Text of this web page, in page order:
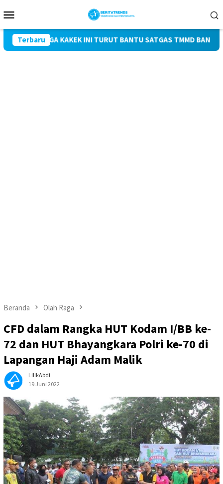
ke
Mobile
Terbaru
TIGA KAKEK INI TURUT BANTU SATGAS TMMD BANGUN JALAN
Beranda Olah Raga
CFD dalam Rangka HUT Kodam I/BB ke-
72 dan HUT Bhayangkara Polri ke-70 di
Lapangan Haji Adam Malik
LilikAbdi
19 Juni 2022